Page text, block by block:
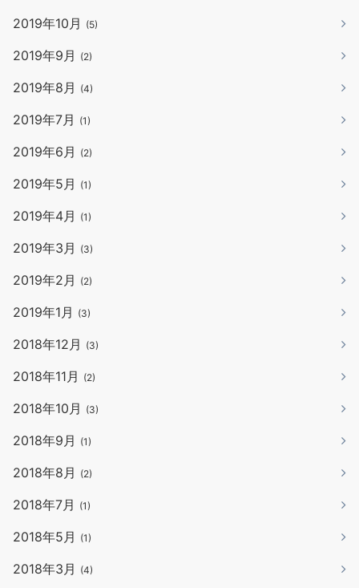
2019年10月 (5)
2019年9月 (2)
2019年8月 (4)
2019年7月 (1)
2019年6月 (2)
2019年5月 (1)
2019年4月 (1)
2019年3月 (3)
2019年2月 (2)
2019年1月 (3)
2018年12月 (3)
2018年11月 (2)
2018年10月 (3)
2018年9月 (1)
2018年8月 (2)
2018年7月 (1)
2018年5月 (1)
2018年3月 (4)